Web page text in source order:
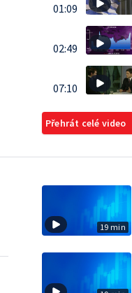
01:09
02:49
07:10
Přehrát celé video
19 min